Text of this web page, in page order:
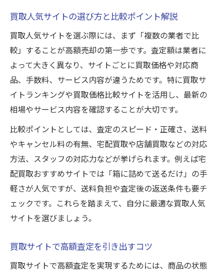
買取価格比較サイトを使いこなすポイント
高額査定のための情報入力テクニック
複数買取サイト利用のメリットと注意点
ランキングから探る人気買取サイトの選び方
買取サイトランキングの見方と活用法
ランキング上位買取サイトの共通点とは
買取ランキングで重視すべき評価項目
サイトの評判や口コミを比較するコツ
買取人気サイトで高値を狙うポイント
宅配買取が便利な今注目の理由とは
宅配買取の仕組みとメリットを徹底解説
箱に詰めて送るだけの買取が人気の理由
宅配買取おすすめサービス選び方のコツ
宅配買取サイトの評判と口コミを比較
比較で分かる満足度が高い買取サービス
買取人気サイトの選び方と比較ポイント解説
買取人気サイトを選ぶ際には、まず「複数の業者で比
較」することが高額売却の第一歩です。査定額は業者に
よって大きく異なり、サイトごとに買取価格や対応商
品、手数料、サービス内容が違うためです。特に買取サ
イトランキングや買取価格比較サイトを活用し、最新の
相場やサービス内容を確認することが大切です。
比較ポイントとしては、査定のスピード・正確さ、送料
やキャンセル料の有無、宅配買取や店舗買取などの対応
方法、スタッフの対応力などが挙げられます。例えば宅
配買取おすすめサイトでは「箱に詰めて送るだけ」の手
軽さが人気ですが、送料負担や査定後の返送条件も要チ
ェックです。これらを踏まえて、自分に最適な買取人気
サイトを選びましょう。
買取サイトで高額査定を引き出すコツ
買取サイトで高額査定を実現するためには、商品の状態